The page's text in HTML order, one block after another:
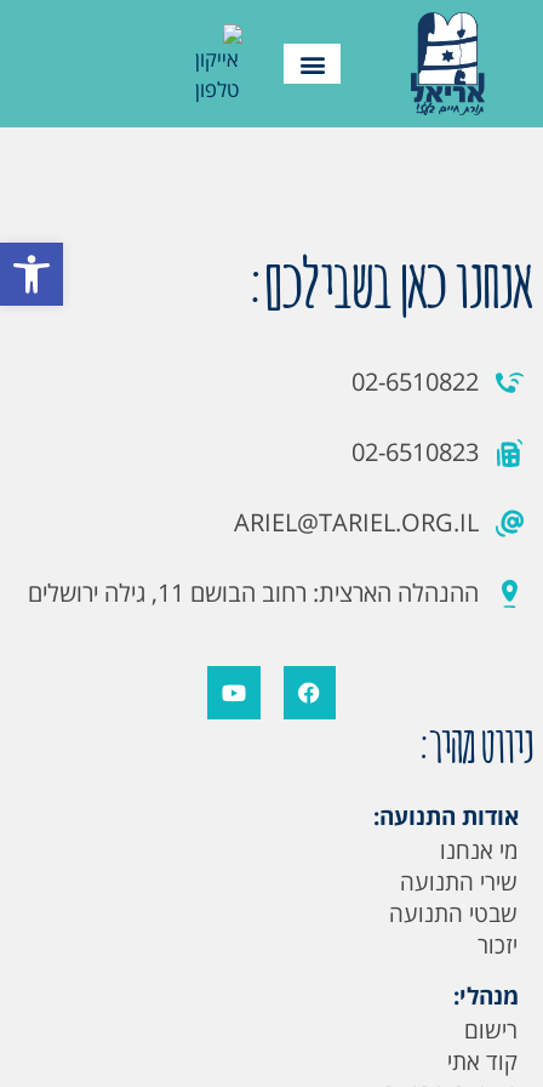
פתח אנחנו כאן בשבילכם:
02-6510822
02-6510823
ARIEL@TARIEL.ORG.IL
ההנהלה הארצית: רחוב הבושם 11, גילה ירושלים
ניווט מהיר:
אודות התנועה:
מי אנחנו
שירי התנועה
שבטי התנועה
יזכור
מנהלי:
רישום
קוד אתי